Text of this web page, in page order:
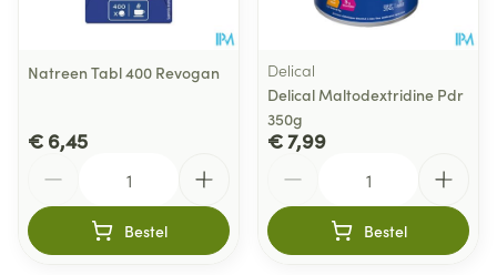
Natreen Tabl 400 Revogan
€ 6,45
Bestel
Delical
Delical Maltodextridine Pdr
350g
€ 7,99
Bestel